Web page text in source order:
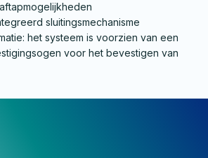
sluitingsmechanisme
het systeem is voorzien van een
voor het bevestigen van